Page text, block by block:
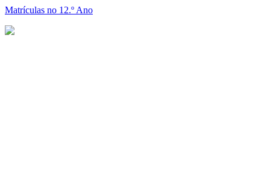
Matrículas no 12.º Ano